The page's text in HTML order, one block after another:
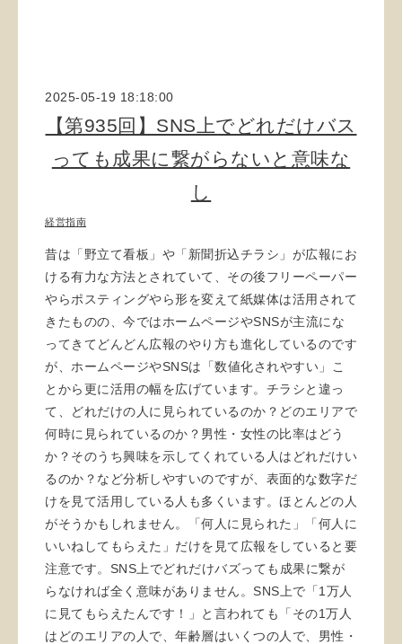
2025-05-19 18:18:00
【第935回】SNS上でどれだけバス
っても成果に繋がらないと意味な
し
経営指南
昔は「野立て看板」や「新聞折込チラシ」が広報にお
ける有力な方法とされていて、その後フリーペーパー
やらポスティングやら形を変えて紙媒体は活用されて
きたものの、今ではホームページやSNSが主流にな
ってきてどんどん広報のやり方も進化しているのです
が、ホームページやSNSは「数値化されやすい」こ
とから更に活用の幅を広げています。チラシと違っ
て、どれだけの人に見られているのか？どのエリアで
何時に見られているのか？男性・女性の比率はどう
か？そのうち興味を示してくれている人はどれだけい
るのか？など分析しやすいのですが、表面的な数字だ
けを見て活用している人も多くいます。ほとんどの人
がそうかもしれません。「何人に見られた」「何人に
いいねしてもらえた」だけを見て広報をしていると要
注意です。SNS上でどれだけバズっても成果に繋が
らなければ全く意味がありません。SNS上で「1万人
に見てもらえたんです！」と言われても「その1万人
はどのエリアの人で、年齢層はいくつの人で、男性・